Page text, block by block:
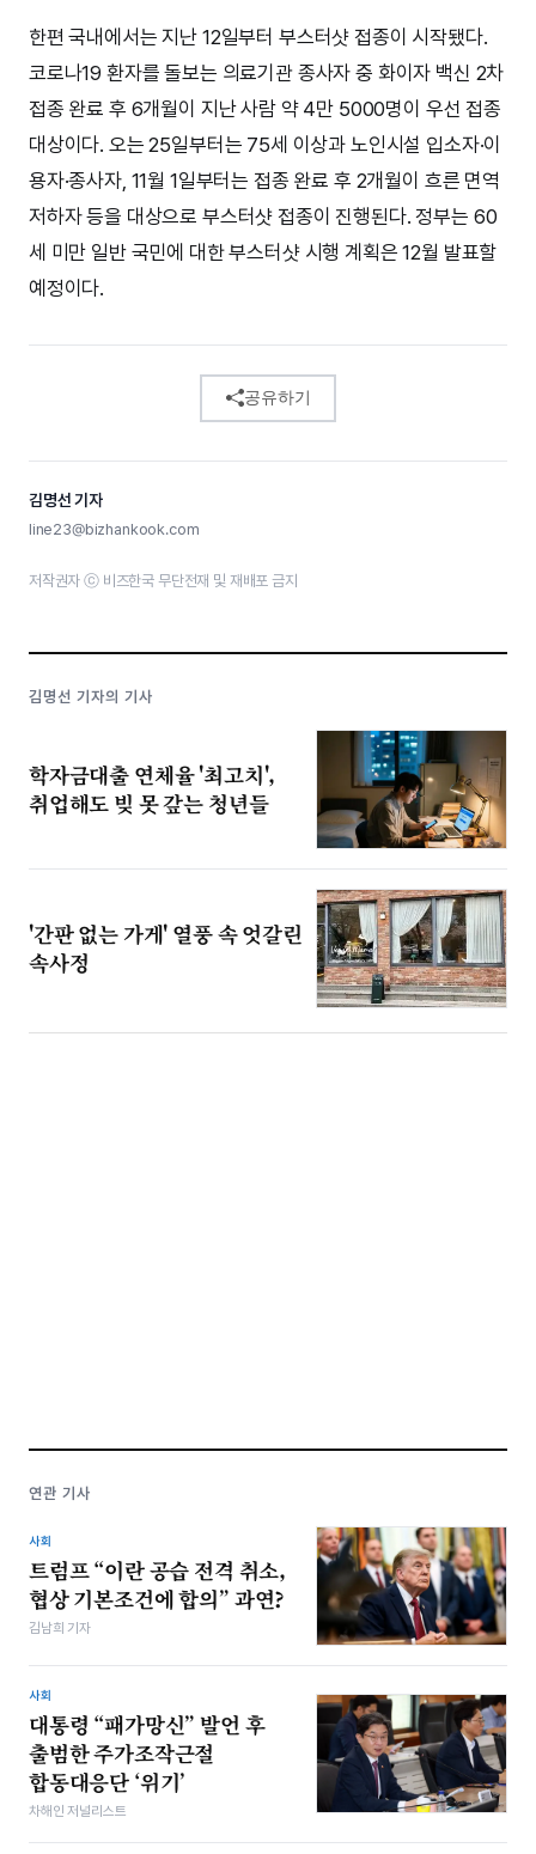
한편 국내에서는 지난 12일부터 부스터샷 접종이 시작됐다.
코로나19 환자를 돌보는 의료기관 종사자 중 화이자 백신 2차
접종 완료 후 6개월이 지난 사람 약 4만 5000명이 우선 접종
대상이다. 오는 25일부터는 75세 이상과 노인시설 입소자·이
용자·종사자, 11월 1일부터는 접종 완료 후 2개월이 흐른 면역
저하자 등을 대상으로 부스터샷 접종이 진행된다. 정부는 60
세 미만 일반 국민에 대한 부스터샷 시행 계획은 12월 발표할
예정이다.
공유하기
김명선 기자
line23@bizhankook.com
저작권자 ⓒ 비즈한국 무단전재 및 재배포 금지
김명선 기자의 기사
학자금대출 연체율 '최고치',
취업해도 빚 못 갚는 청년들
'간판 없는 가게' 열풍 속 엇갈린
속사정
연관 기사
사회
트럼프 “이란 공습 전격 취소,
협상 기본조건에 합의” 과연?
김남희 기자
사회
대통령 “패가망신” 발언 후
출범한 주가조작근절
합동대응단 ‘위기’
차해인 저널리스트